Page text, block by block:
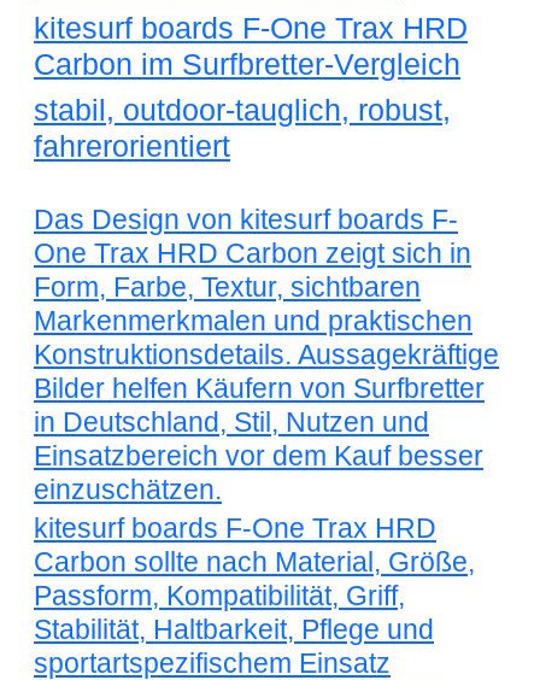
kitesurf boards F-One Trax HRD
Carbon im Surfbretter-Vergleich
stabil, outdoor-tauglich, robust,
fahrerorientiert
Das Design von kitesurf boards F-
One Trax HRD Carbon zeigt sich in
Form, Farbe, Textur, sichtbaren
Markenmerkmalen und praktischen
Konstruktionsdetails. Aussagekräftige
Bilder helfen Käufern von Surfbretter
in Deutschland, Stil, Nutzen und
Einsatzbereich vor dem Kauf besser
einzuschätzen.
kitesurf boards F-One Trax HRD
Carbon sollte nach Material, Größe,
Passform, Kompatibilität, Griff,
Stabilität, Haltbarkeit, Pflege und
sportartspezifischem Einsatz